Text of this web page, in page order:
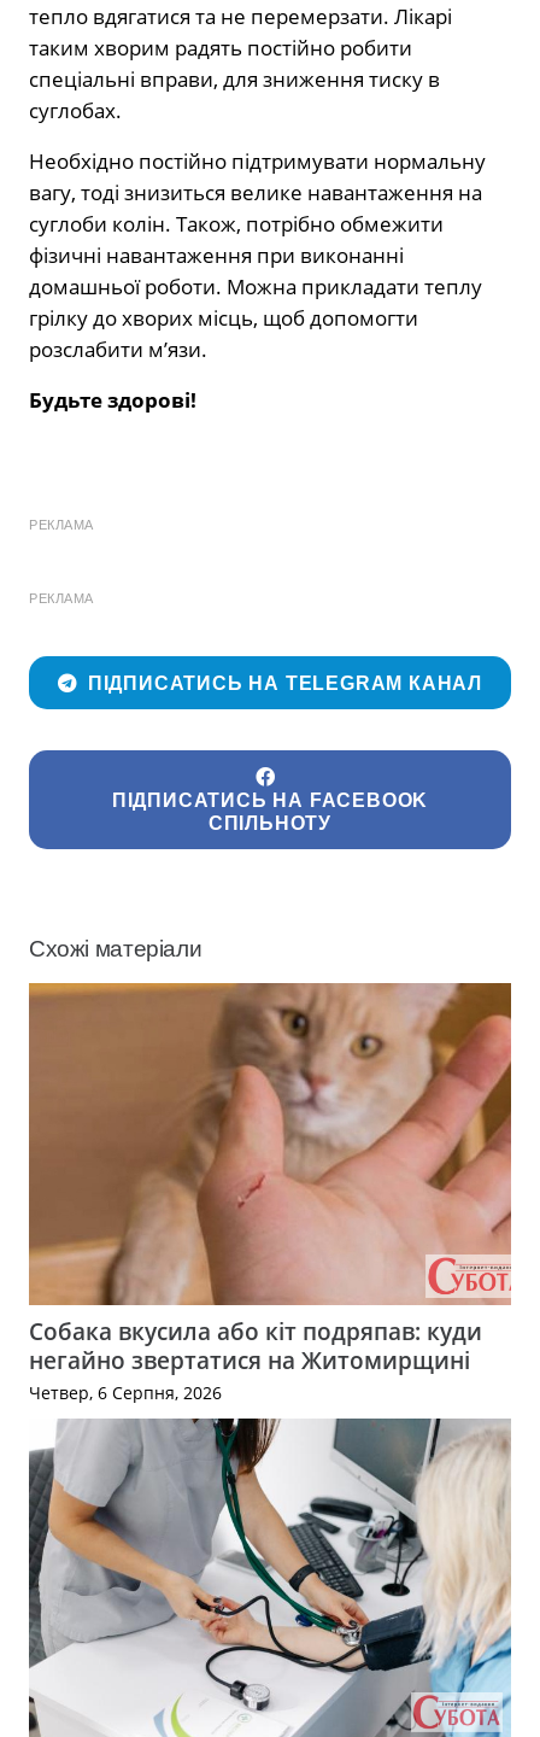
тепло вдягатися та не перемерзати. Лікарі
таким хворим радять постійно робити
спеціальні вправи, для зниження тиску в
суглобах.
Необхідно постійно підтримувати нормальну
вагу, тоді знизиться велике навантаження на
суглоби колін. Також, потрібно обмежити
фізичні навантаження при виконанні
домашньої роботи. Можна прикладати теплу
грілку до хворих місць, щоб допомогти
розслабити м’язи.
Будьте здорові!
РЕКЛАМА
РЕКЛАМА
ПІДПИСАТИСЬ НА TELEGRAM КАНАЛ
ПІДПИСАТИСЬ НА FACEBOOK
СПІЛЬНОТУ
Схожі матеріали
Собака вкусила або кіт подряпав: куди
негайно звертатися на Житомирщині
Четвер, 6 Серпня, 2026